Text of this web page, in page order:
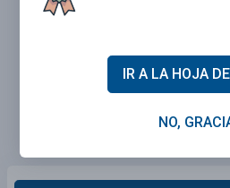
IR A LA HOJA
NO,